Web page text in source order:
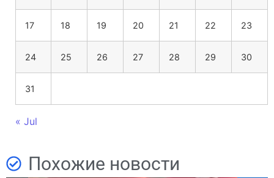
17 18 19 20 21 22 23
24 25 26 27 28 29 30
31
« Jul
Похожие новости